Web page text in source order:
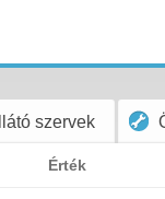
szervek
Érték